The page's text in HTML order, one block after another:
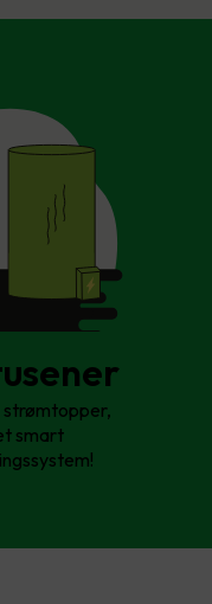
strømtopper,
smart